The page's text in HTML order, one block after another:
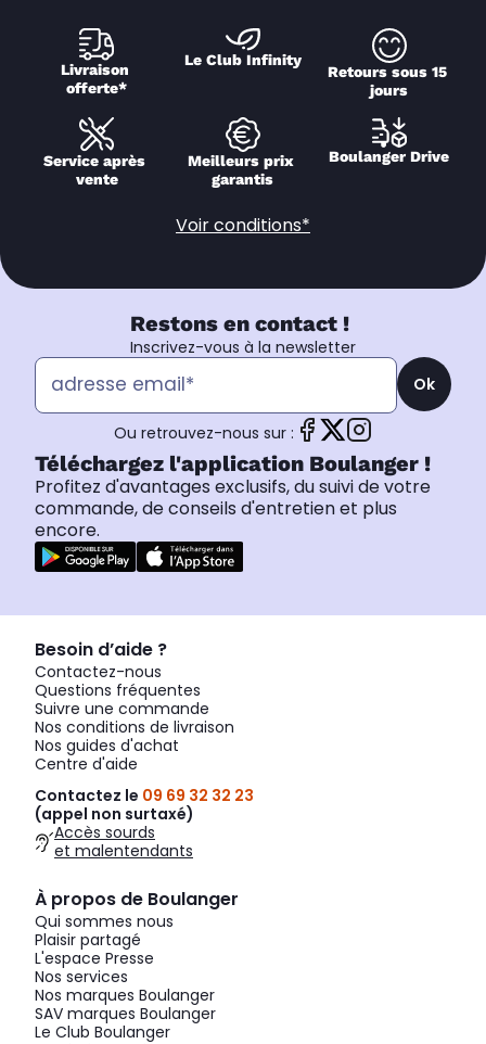
Livraison
offerte*
Le Club Infinity
Retours sous 15
jours
Service après
vente
Meilleurs prix
garantis
Boulanger Drive
Voir conditions*
Restons en contact !
Inscrivez-vous à la newsletter
Ok
Ou retrouvez-nous sur :
Téléchargez l'application Boulanger !
Profitez d'avantages exclusifs, du suivi de votre
commande, de conseils d'entretien et plus
encore.
Besoin d’aide ?
Contactez-nous
Questions fréquentes
Suivre une commande
Nos conditions de livraison
Nos guides d'achat
Centre d'aide
Contactez le 09 69 32 32 23
(appel non surtaxé)
Accès sourds
et malentendants
À propos de Boulanger
Qui sommes nous
Plaisir partagé
L'espace Presse
Nos services
Nos marques Boulanger
SAV marques Boulanger
Le Club Boulanger